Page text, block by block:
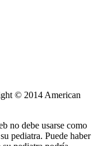
© 2014 American
no debe usarse como
pediatra. Puede haber